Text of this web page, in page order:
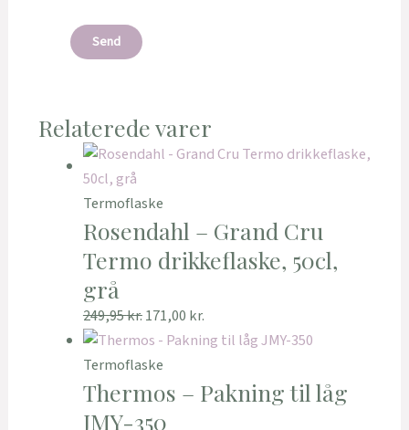
Relaterede varer
Termoflaske
Rosendahl – Grand Cru
Termo drikkeflaske, 50cl,
grå
249,95kr.171,00 kr.
Termoflaske
Thermos – Pakning til låg
JMY-350